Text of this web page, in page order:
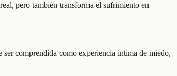
pero también transforma el sufrimiento en
comprendida como experiencia íntima de miedo,